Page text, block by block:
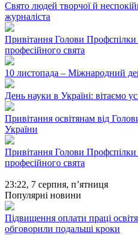
Свято людей творчої й
журналіста
Привітання Голови Профспілки
професійного свята
10 листопада – Міжнародний
День науки в Україні: вітаємо
Привітання освітянам від
України
Привітання Голови Профспілки
професійного свята
23:22, 7 серпня, п’ятниця
Популярні новини
Підвищення оплати праці
обговорили подальші кроки